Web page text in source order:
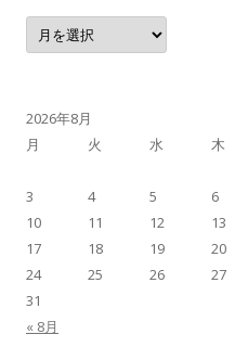
月
別
記
2026年8月
月
火 水 木
3
4 5 6
10
11 12 13
17
18 19 20
24
25 26 27
31
« 8月